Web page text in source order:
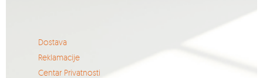
Dostava
Reklamacije
Centar Privatnosti